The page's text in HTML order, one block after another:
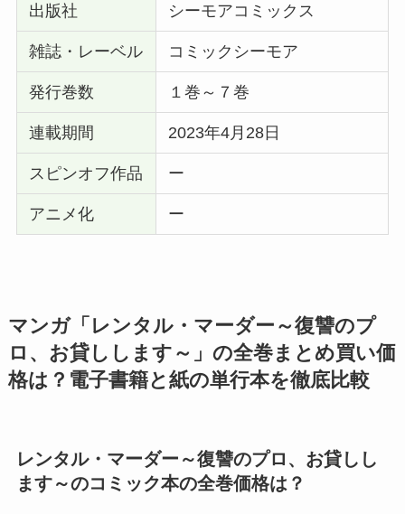
出版社 シーモアコミックス
雑誌・レーベル コミックシーモア
発行巻数 １巻～７巻
連載期間 2023年4月28日
スピンオフ作品 ー
アニメ化 ー
マンガ「 レンタル・マーダー～復讐のプ
ロ、お貸しします～ 」の全巻まとめ買い価
格は？電子書籍と紙の単行本を徹底比較
レンタル・マーダー～復讐のプロ、お貸しし
ます～のコミック本の全巻価格は？